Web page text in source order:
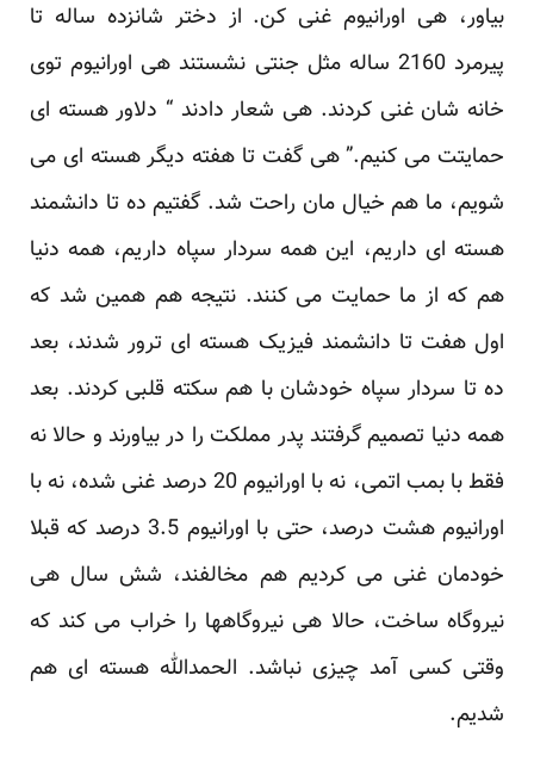
بیاور، هی اورانیوم غنی کن. از دختر شانزده ساله تا
پیرمرد 2160 ساله مثل جنتی نشستند هی اورانیوم توی
خانه شان غنی کردند. هی شعار دادند “ دلاور هسته ای
حمایتت می کنیم.” هی گفت تا هفته دیگر هسته ای می
شویم، ما هم خیال مان راحت شد. گفتیم ده تا دانشمند
هسته ای داریم، این همه سردار سپاه داریم، همه دنیا
هم که از ما حمایت می کنند. نتیجه هم همین شد که
اول هفت تا دانشمند فیزیک هسته ای ترور شدند، بعد
ده تا سردار سپاه خودشان با هم سکته قلبی کردند. بعد
همه دنیا تصمیم گرفتند پدر مملکت را در بیاورند و حالا نه
فقط با بمب اتمی، نه با اورانیوم 20 درصد غنی شده، نه با
اورانیوم هشت درصد، حتی با اورانیوم 3.5 درصد که قبلا
خودمان غنی می کردیم هم مخالفند، شش سال هی
نیروگاه ساخت، حالا هی نیروگاهها را خراب می کند که
وقتی کسی آمد چیزی نباشد. الحمدالله هسته ای هم
شدیم.